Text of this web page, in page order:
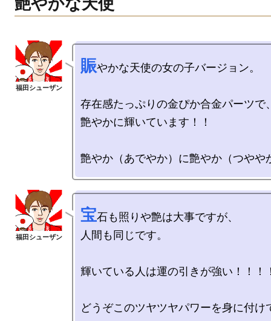
賑やかな天使の女の子バージョン。
存在感たっぷりの金ぴか合金パーツで
艶やかに輝いています！！
宝石も照りや艶は大事ですが、
人間も同じです。
輝いている人は運の引きが強い！！！
どうぞこのツヤツヤパワーを身に付け